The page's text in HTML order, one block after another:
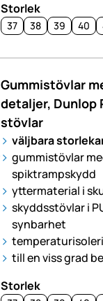
Storlek
37 38 39 40
Gummistövlar
detaljer, Dunlop
stövlar
väljbara
gummistövlar
spiktrampskydd
yttermaterial i
skyddsstövlar i
synbarhet
till en viss grad
Storlek